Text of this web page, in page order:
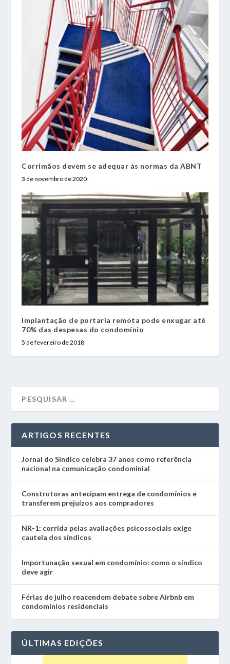
Corrimãos devem se adequar às normas da ABNT
3 de novembro de 2020
Implantação de portaria remota pode enxugar até
70% das despesas do condomínio
5 de fevereiro de 2018
ARTIGOS RECENTES
Jornal do Síndico celebra 37 anos como referência
nacional na comunicação condominial
Construtoras antecipam entrega de condomínios e
transferem prejuízos aos compradores
NR-1: corrida pelas avaliações psicossociais exige
cautela dos síndicos
Importunação sexual em condomínio: como o síndico
deve agir
Férias de julho reacendem debate sobre Airbnb em
condomínios residenciais
ÚLTIMAS EDIÇÕES